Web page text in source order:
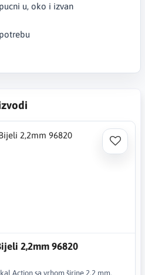
u, oko i izvan
2,2mm 96820
Action sa vrhom širine 2,2 mm,